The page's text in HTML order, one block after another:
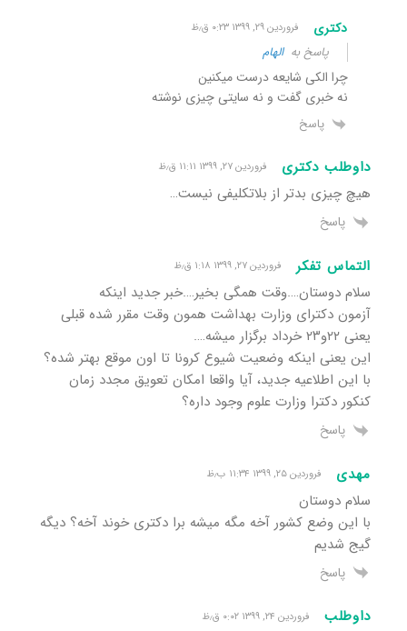
دکتری فروردین ۲۹, ۱۳۹۹ ۰:۲۳ ق٫ظ
پاسخ بهالهام
چرا الکی شایعه درست میکنین
نه خبری گفت و نه سایتی چیزی نوشته
پاسخ
داوطلب دکتری فروردین ۲۷, ۱۳۹۹ ۱۱:۱۱ ق٫ظ
هیچ چیزی بدتر از بلاتکلیفی نیست…
پاسخ
التماس تفکر فروردین ۲۷, ۱۳۹۹ ۱:۱۸ ق٫ظ
سلام دوستان….وقت همگی بخیر….خبر جدید اینکه
آزمون دکترای وزارت بهداشت همون وقت مقرر شده قبلی
یعنی ۲۲و۲۳ خرداد برگزار میشه….
این یعنی اینکه وضعیت شیوع کرونا تا اون موقع بهتر شده؟
با این اطلاعیه جدید، آیا واقعا امکان تعویق مجدد زمان
کنکور دکترا وزارت علوم وجود داره؟
پاسخ
مهدی فروردین ۲۵, ۱۳۹۹ ۱۱:۳۴ ب٫ظ
سلام دوستان
با این وضع کشور آخه مگه میشه برا دکتری خوند آخه؟ دیگه
گیج شدیم
پاسخ
داوطلب فروردین ۲۴, ۱۳۹۹ ۰:۰۲ ق٫ظ